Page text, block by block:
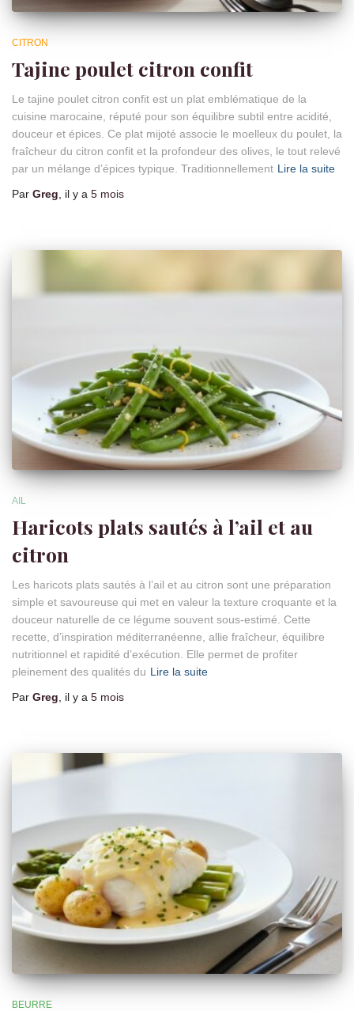
CITRON
Tajine poulet citron confit
Le tajine poulet citron confit est un plat emblématique de la
cuisine marocaine, réputé pour son équilibre subtil entre acidité,
douceur et épices. Ce plat mijoté associe le moelleux du poulet, la
fraîcheur du citron confit et la profondeur des olives, le tout relevé
par un mélange d’épices typique. Traditionnellement Lire la suite
Par Greg , il y a 5 mois
AIL
Haricots plats sautés à l’ail et au
citron
Les haricots plats sautés à l’ail et au citron sont une préparation
simple et savoureuse qui met en valeur la texture croquante et la
douceur naturelle de ce légume souvent sous-estimé. Cette
recette, d’inspiration méditerranéenne, allie fraîcheur, équilibre
nutritionnel et rapidité d’exécution. Elle permet de profiter
pleinement des qualités du Lire la suite
Par Greg, il y a 5 mois
BEURRE